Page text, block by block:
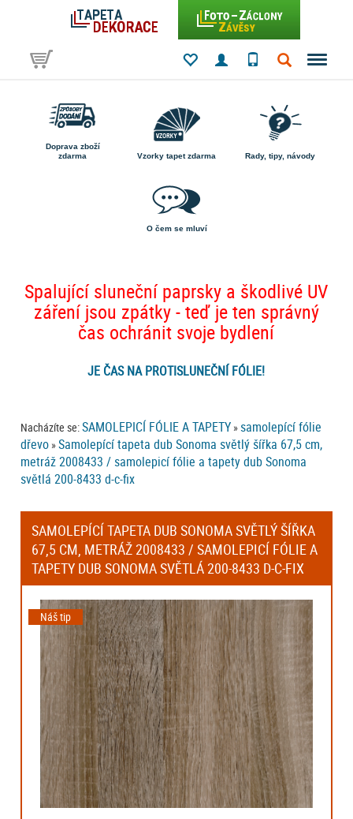
Doprava zboží
zdarma
Vzorky tapet zdarma Rady, tipy, návody
O čem se mluví
Spalující sluneční paprsky a škodlivé UV
záření jsou zpátky - teď je ten správný
čas ochránit svoje bydlení
JE ČAS NA PROTISLUNEČNÍ FÓLIE!
Nacházíte se:SAMOLEPICÍ FÓLIE A TAPETY »samolepící fólie
dřevo »Samolepící tapeta dub Sonoma světlý šířka 67,5 cm,
metráž 2008433 / samolepicí fólie a tapety dub Sonoma
světlá 200-8433 d-c-fix
SAMOLEPÍCÍ TAPETA DUB SONOMA SVĚTLÝ ŠÍŘKA
67,5 CM, METRÁŽ 2008433 / SAMOLEPICÍ FÓLIE A
TAPETY DUB SONOMA SVĚTLÁ 200-8433 D-C-FIX
Náš tip